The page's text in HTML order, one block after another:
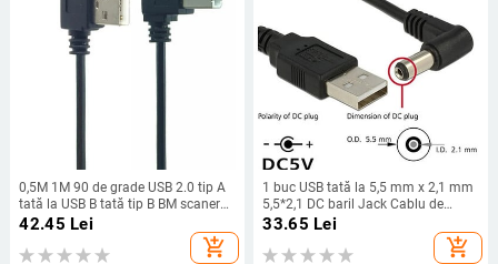
0,5M 1M 90 de grade USB 2.0 tip A
tată la USB B tată tip B BM scaner
pentru imprimantă în unghi drept
Cablu de 90 de grade 50cm cablu
BM în unghi
42.45 Lei
add_shopping_cart
1 buc USB tată la 5,5 mm x 2,1 mm
5,5*2,1 DC baril Jack Cablu de
alimentare AC mufă Conector de
transfer Convertor de interfață
încărcător 1m 2m
33.65 Lei
add_shopping_cart